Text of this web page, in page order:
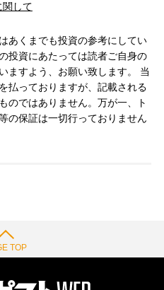
関して
あくまでも投資の参考にしてい
投資にあたっては読者ご自身の
ますよう、お願い致します。 当
払っておりますが、記載される
のではありません。万が一、ト
の保証は一切行っておりません
TOP